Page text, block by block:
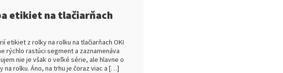
etikiet na tlačiarňach
etikiet z rolky na rolku na tlačiarňach OKI
rýchlo rastúci segment a zaznamenáva
nie je však o veľké série, ale hlavne o
rolku. Áno, na trhu je čoraz viac a […]